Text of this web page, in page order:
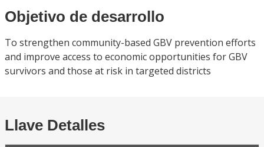
Objetivo de desarrollo
To strengthen community-based GBV prevention efforts
and improve access to economic opportunities for GBV
survivors and those at risk in targeted districts
Llave Detalles